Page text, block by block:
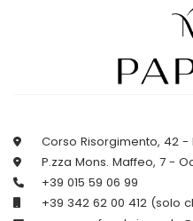
Corso Risorgimento, 42 -
P.zza Mons. Maffeo, 7 -
+39 015 59 06 99
+39 342 62 00 412 (solo